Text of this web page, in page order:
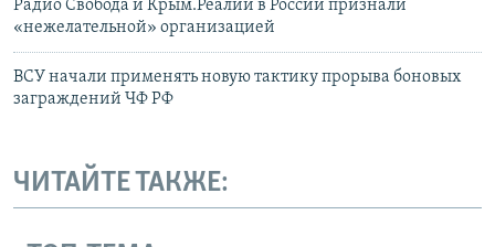
Радио Свобода и Крым.Реалии в России признали
«нежелательной» организацией
ВСУ начали применять новую тактику прорыва боновых
заграждений ЧФ РФ
ЧИТАЙТЕ ТАКЖЕ: